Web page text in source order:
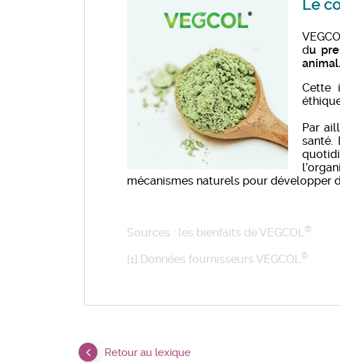
Le
du
animal.
Cette
Par
santé.
mécanismes naturels pour développer
Sources : les bienfaits de VEGCOL ®
[1] Données fournisseurs VEGCOL®
Retour au lexique